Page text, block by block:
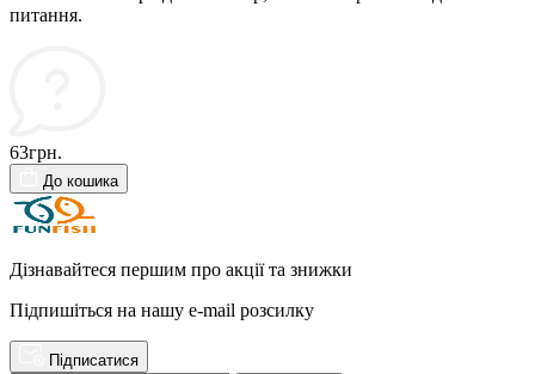
питання.
63грн.
До кошика
Дізнавайтеся першим про акції та знижки
Підпишіться на нашу e-mail розсилку
Підписатися